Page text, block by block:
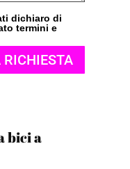
dichiaro di
termini e
bici a